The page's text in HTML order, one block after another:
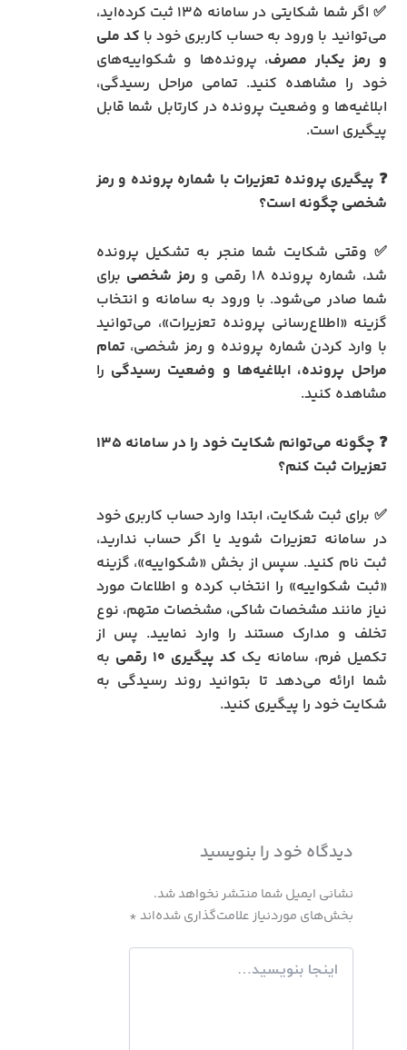
✅ اگر شما شکایتی در سامانه ۱۳۵ ثبت کرده‌اید،
می‌توانید با ورود به حساب کاربری خود با کد ملی
و رمز یکبار مصرف، پرونده‌ها و شکواییه‌های
خود را مشاهده کنید. تمامی مراحل رسیدگی،
ابلاغیه‌ها و وضعیت پرونده در کارتابل شما قابل
پیگیری است.
❓ پیگیری پرونده تعزیرات با شماره پرونده و رمز
شخصی چگونه است؟
✅ وقتی شکایت شما منجر به تشکیل پرونده
شد، شماره پرونده ۱۸ رقمی و
رمز شخصی برای
شما صادر می‌شود. با ورود به سامانه و انتخاب
گزینه «اطلاع‌رسانی پرونده تعزیرات»، می‌توانید
با وارد کردن شماره پرونده و رمز شخصی، تمام
مراحل پرونده، ابلاغیه‌ها و وضعیت رسیدگی را
مشاهده کنید.
❓ چگونه می‌توانم شکایت خود را در سامانه ۱۳۵
تعزیرات ثبت کنم؟
✅ برای ثبت شکایت، ابتدا وارد حساب کاربری خود
در سامانه تعزیرات شوید یا اگر حساب ندارید،
ثبت نام کنید. سپس از بخش «شکواییه»، گزینه
«ثبت شکواییه» را انتخاب کرده و اطلاعات مورد
نیاز مانند مشخصات شاکی، مشخصات متهم، نوع
تخلف و مدارک مستند را وارد نمایید. پس از
تکمیل فرم، سامانه یک کد پیگیری ۱۰ رقمی
به
شما ارائه می‌دهد تا بتوانید روند رسیدگی به
شکایت خود را پیگیری کنید.
دیدگاه‌ خود را بنویسید
نشانی ایمیل شما منتشر نخواهد شد.
بخش‌های موردنیاز علامت‌گذاری شده‌اند *
اینجا
بنویسید…